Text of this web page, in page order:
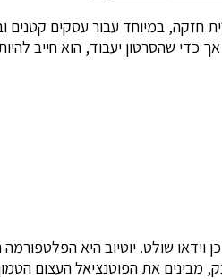
במיוחד עבור עסקים קטנים
כדי שהסרטון יעבוד, הוא חייב
וידאו שולט. יוטיוב היא
מבינים את הפוטנציאל העצום